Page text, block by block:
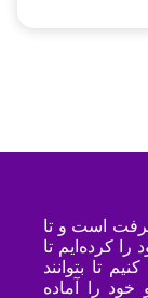
۱۳۹۴ شکل گرفت است و تا
را کرده‌ایم تا
تا بتوانند
خود را آماده